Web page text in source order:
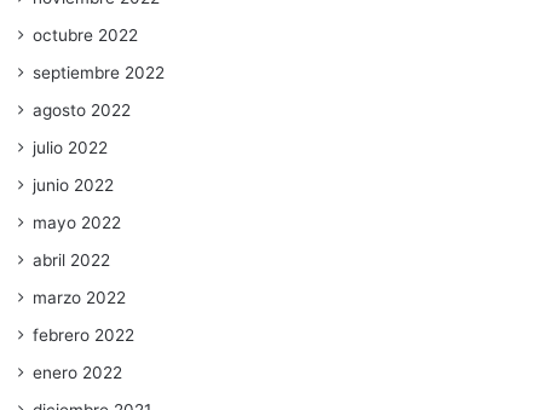
octubre 2022
septiembre 2022
agosto 2022
julio 2022
junio 2022
mayo 2022
abril 2022
marzo 2022
febrero 2022
enero 2022